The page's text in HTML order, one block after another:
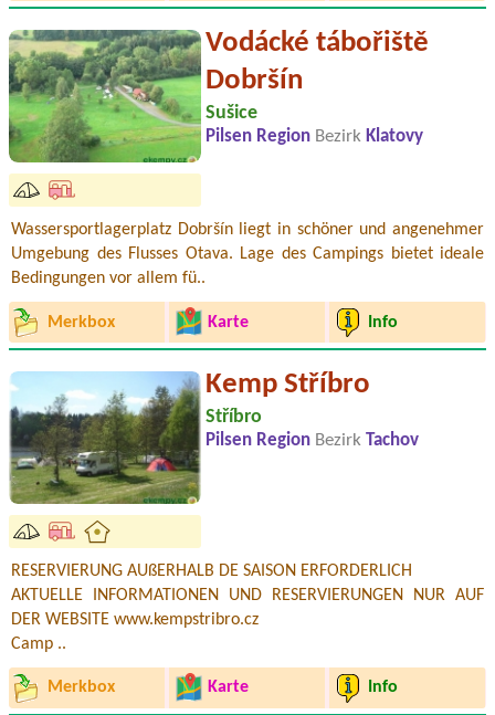
Vodácké tábořiště
Dobršín
Sušice
Pilsen Region Bezirk Klatovy
Wassersportlagerplatz Dobršín liegt in schöner und angenehmer
Umgebung des Flusses Otava. Lage des Campings bietet ideale
Bedingungen vor allem fü..
Merkbox Karte Info
Kemp Stříbro
Stříbro
Pilsen Region Bezirk Tachov
RESERVIERUNG AUßERHALB DE SAISON ERFORDERLICH
AKTUELLE INFORMATIONEN UND RESERVIERUNGEN NUR AUF
DER WEBSITE www.kempstribro.cz
Camp ..
Merkbox Karte Info